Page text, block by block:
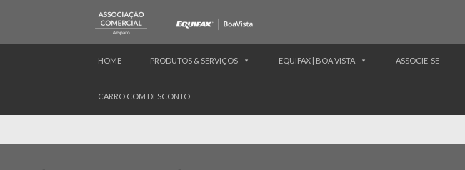
HOME PRODUTOS & SERVIÇOS EQUIFAX | BOA VISTA ASSOCIE-SE
CARRO COM DESCONTO